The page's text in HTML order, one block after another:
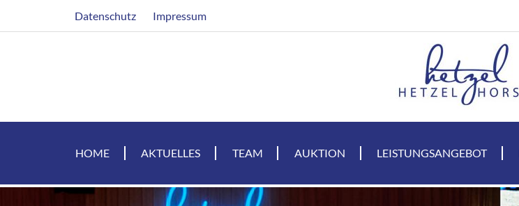
Datenschutz Impressum
HOME AKTUELLES TEAM AUKTION LEISTUNGSANGEBOT